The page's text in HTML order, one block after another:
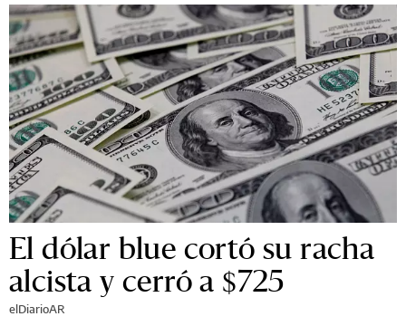
El dólar blue cortó su racha
alcista y cerró a $725
elDiarioAR